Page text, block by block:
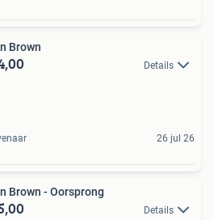
Brown
Details
26 jul 26
Brown - Oorsprong
Details